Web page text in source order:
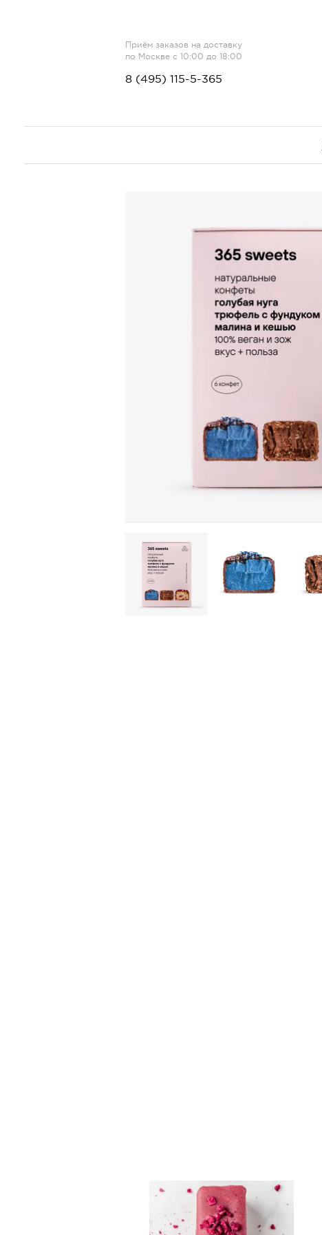
Приём заказов на доставку
по Москве с 10:00 до 18:00
8 (495) 115-5-365